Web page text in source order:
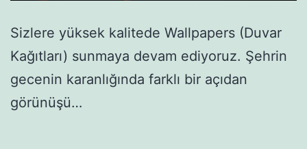
Sizlere yüksek kalitede Wallpapers (Duvar
Kağıtları) sunmaya devam ediyoruz. Şehrin
gecenin karanlığında farklı bir açıdan
görünüşü…